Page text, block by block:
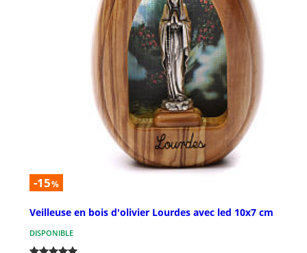
-15%
Veilleuse en bois d'olivier Lourdes avec led 10x7 cm
DISPONIBLE